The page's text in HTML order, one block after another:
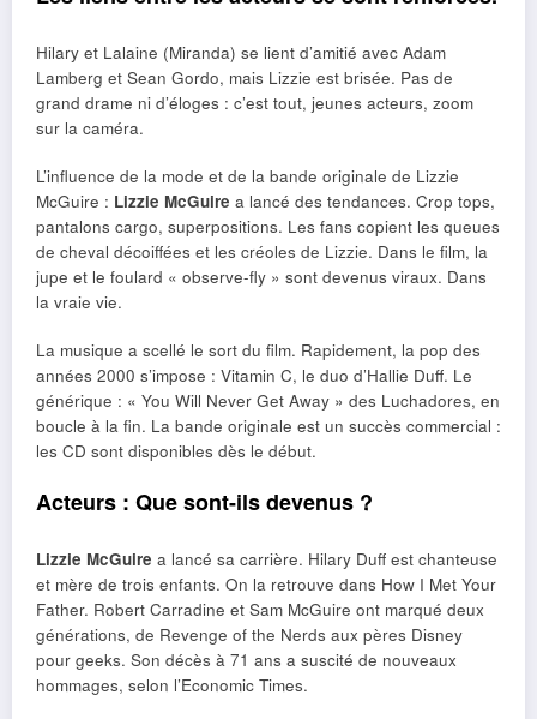
Hilary et Lalaine (Miranda) se lient d’amitié avec Adam
Lamberg et Sean Gordo, mais Lizzie est brisée. Pas de
grand drame ni d’éloges : c’est tout, jeunes acteurs, zoom
sur la caméra.
L’influence de la mode et de la bande originale de Lizzie
McGuire : Lizzie McGuire a lancé des tendances. Crop tops,
pantalons cargo, superpositions. Les fans copient les queues
de cheval décoiffées et les créoles de Lizzie. Dans le film, la
jupe et le foulard « observe-fly » sont devenus viraux. Dans
la vraie vie.
La musique a scellé le sort du film. Rapidement, la pop des
années 2000 s’impose : Vitamin C, le duo d’Hallie Duff. Le
générique : « You Will Never Get Away » des Luchadores, en
boucle à la fin. La bande originale est un succès commercial :
les CD sont disponibles dès le début.
Acteurs : Que sont-ils devenus ?
Lizzie McGuire a lancé sa carrière. Hilary Duff est chanteuse
et mère de trois enfants. On la retrouve dans How I Met Your
Father. Robert Carradine et Sam McGuire ont marqué deux
générations, de Revenge of the Nerds aux pères Disney
pour geeks. Son décès à 71 ans a suscité de nouveaux
hommages, selon l’Economic Times.